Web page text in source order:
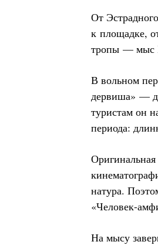
От
к площадке,
тропы — мыс
В вольном
дервиша» —
туристам он
периода:
натура.
«Человек-
На мысу